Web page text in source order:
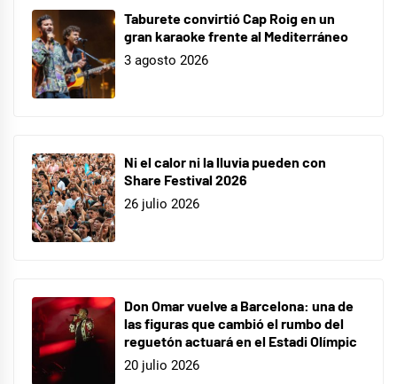
Singer,
Nuria
Roca
Paz
programa,
programas
españoles
TV
Taburete convirtió Cap Roig en un
gran karaoke frente al Mediterráneo
3 agosto 2026
Ni el calor ni la lluvia pueden con
Share Festival 2026
26 julio 2026
Don Omar vuelve a Barcelona: una de
las figuras que cambió el rumbo del
reguetón actuará en el Estadi Olímpic
20 julio 2026